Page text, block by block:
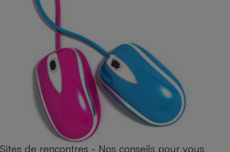
Sites de rencontres - Nos conseils pour vous